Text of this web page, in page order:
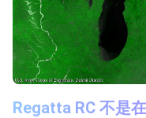
Regatta RC 不是